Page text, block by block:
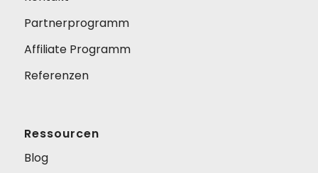
Partnerprogramm
Affiliate Programm
Referenzen
Ressourcen
Blog